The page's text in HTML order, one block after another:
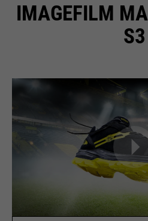
IMAGEFILM
S3